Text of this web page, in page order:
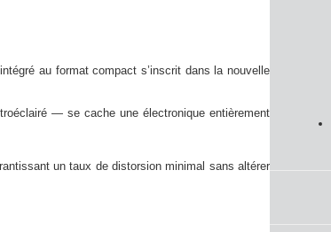
au format compact s’inscrit dans la nouvelle
— se cache une électronique entièrement
un taux de distorsion minimal sans altérer